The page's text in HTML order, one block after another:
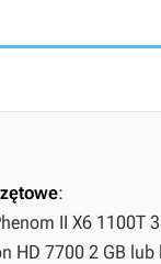
:
II X6 1100T
HD 7700 2 GB